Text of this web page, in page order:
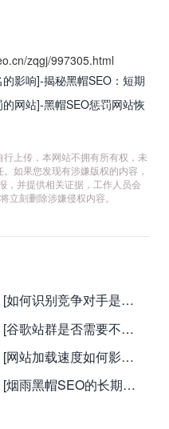
zqgj/997305.html
影响]-揭秘黑帽SEO：短期
网站]-黑帽SEO惩罚网站恢
上传，本网站不拥有所有权，未
如果您发现有涉嫌版权的内容，
，并提供相关证据，工作人员会
立刻删除涉嫌侵权内容。
[如何识别竞争对手是否使用了黑帽SEO？]-揭秘竞争对手的黑帽SEO手段：7大识别技巧与应对策略
[谷歌站群是否需要不同的主机？]-谷歌站群服务器部署策略全解析：独立主机与共享主机的利弊权衡
[网站加载速度如何影响SEO排名？]-网站加载速度对SEO排名的影响：关键因素与优化策略
[烟雨黑帽SEO的长期效果如何？]-揭秘烟雨黑帽SEO的长期风险与真实后果